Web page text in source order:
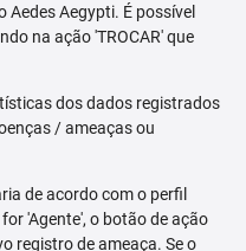
Aegypti. É possível
na ação 'TROCAR' que
dos dados registrados
/ ameaças ou
de acordo com o perfil
'Agente', o botão de ação
registro de ameaça. Se o